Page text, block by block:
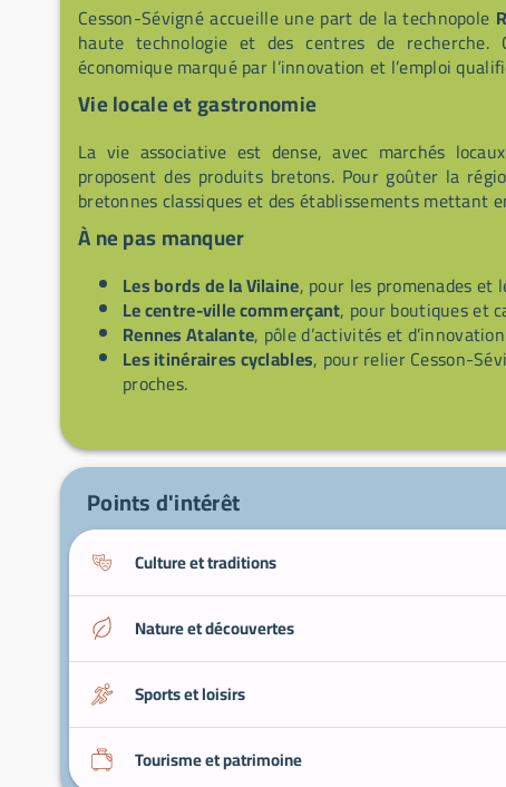
Cesson-Sévigné accueille une part de la technopole
haute technologie et des centres de
économique marqué par l’innovation et l’emploi
Vie locale et gastronomie
La vie associative est dense, avec marchés
proposent des produits bretons. Pour goûter la
bretonnes classiques et des établissements mettant
À ne pas manquer
Les bords de la Vilaine, pour les promenades et
Le centre-ville commerçant, pour boutiques et
Rennes Atalante, pôle d’activités et
Les itinéraires cyclables, pour relier Cesson-
proches.
Points d'intérêt
Culture et traditions
Nature et découvertes
Sports et loisirs
Tourisme et patrimoine